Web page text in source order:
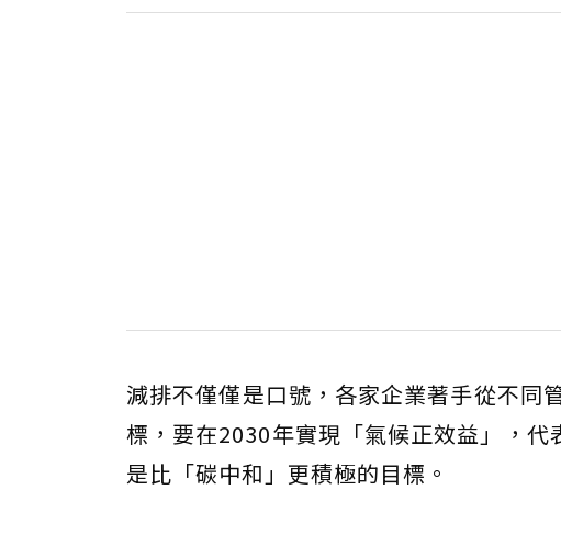
減排不僅僅是口號，各家企業著手從不同
標，要在2030年實現「氣候正效益」，代
是比「碳中和」更積極的目標。